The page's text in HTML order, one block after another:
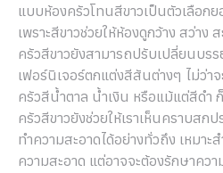
แบบห้องครัวโทนสีขาวเป็นตัวเลือก
เพราะสีขาวช่วยให้ห้องดูกว้าง สว่าง
ครัวสีขาวยังสามารถปรับเปลี่ยนบรร
เฟอร์นิเจอร์ตกแต่งสีสันต่างๆ ไม่ว่า
ครัวสีน้ำตาล น้ำเงิน หรือแม้แต่สีดำ
ครัวสีขาวยังช่วยให้เราเห็นคราบสก
ทำความสะอาดได้อย่างทั่วถึง เหมาะ
ความสะอาด แต่อาจจะต้องรักษาคว